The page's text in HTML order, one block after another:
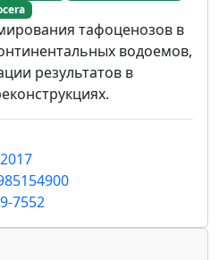
тафоценозов в
водоемов,
результатов в
7552